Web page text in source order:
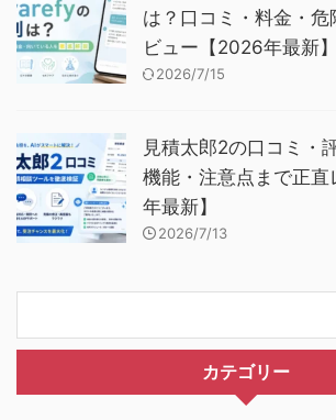
は？口コミ・料金・危
ビュー【2026年最新】
2026/7/15
見積太郎2の口コミ・
機能・注意点まで正
年最新】
2026/7/13
カテゴリー